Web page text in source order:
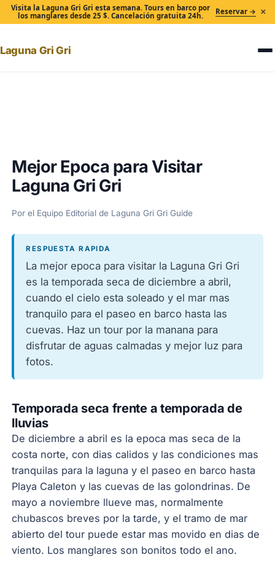
Visita la Laguna Gri Gri esta semana. Tours en barco por
los manglares desde 25 $. Cancelación gratuita 24h.
Reservar → ×
Laguna Gri Gri
Mejor Epoca para Visitar
Laguna Gri Gri
Por el Equipo Editorial de Laguna Gri Gri Guide
RESPUESTA RAPIDA
La mejor epoca para visitar la Laguna Gri Gri
es la temporada seca de diciembre a abril,
cuando el cielo esta soleado y el mar mas
tranquilo para el paseo en barco hasta las
cuevas. Haz un tour por la manana para
disfrutar de aguas calmadas y mejor luz para
fotos.
Temporada seca frente a temporada de
lluvias
De diciembre a abril es la epoca mas seca de la
costa norte, con dias calidos y las condiciones mas
tranquilas para la laguna y el paseo en barco hasta
Playa Caleton y las cuevas de las golondrinas. De
mayo a noviembre llueve mas, normalmente
chubascos breves por la tarde, y el tramo de mar
abierto del tour puede estar mas movido en dias de
viento. Los manglares son bonitos todo el ano.